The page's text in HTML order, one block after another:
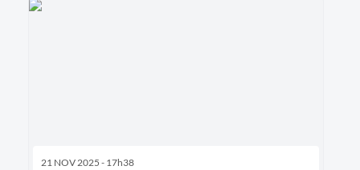
21 NOV 2025 - 17h38